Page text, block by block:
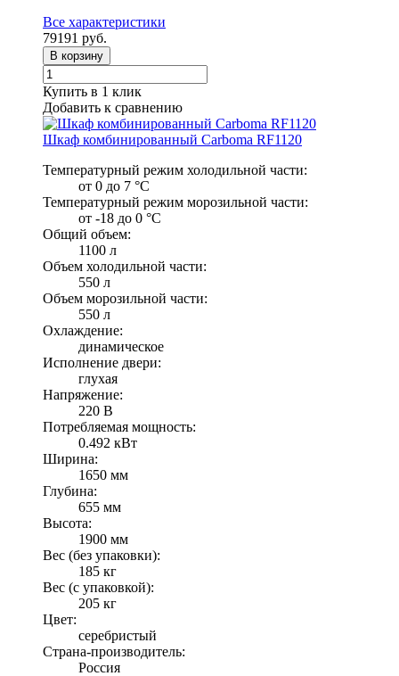
Все характеристики
79191 руб.
В корзину
Купить в 1 клик
Добавить к сравнению
Шкаф комбинированный Carboma RF1120
Температурный режим холодильной части:
от 0 до 7 °C
Температурный режим морозильной части:
от -18 до 0 °C
Общий объем:
1100 л
Объем холодильной части:
550 л
Объем морозильной части:
550 л
Охлаждение:
динамическое
Исполнение двери:
глухая
Напряжение:
220 В
Потребляемая мощность:
0.492 кВт
Ширина:
1650 мм
Глубина:
655 мм
Высота:
1900 мм
Вес (без упаковки):
185 кг
Вес (с упаковкой):
205 кг
Цвет:
серебристый
Страна-производитель:
Россия